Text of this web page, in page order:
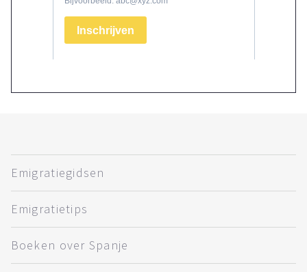
Emigratiegidsen
Emigratietips
Boeken over Spanje